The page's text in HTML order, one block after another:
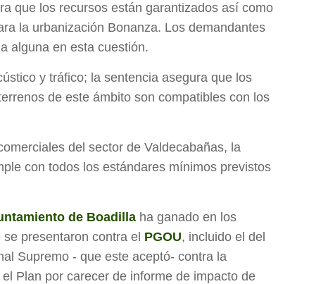
que los recursos están garantizados así como
la urbanización Bonanza. Los demandantes
alguna en esta cuestión.
y tráfico; la sentencia asegura que los
de este ámbito son compatibles con los
del sector de Valdecabañas, la
con todos los estándares mínimos previstos
de Boadilla ha ganado en los
presentaron contra el PGOU, incluido el del
Supremo - que este aceptó- contra la
Plan por carecer de informe de impacto de